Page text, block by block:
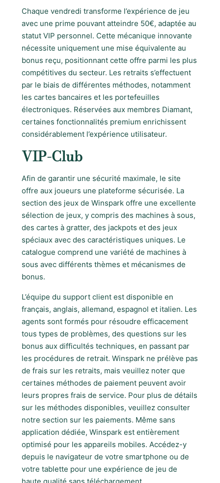
Chaque vendredi transforme l’expérience de jeu
avec une prime pouvant atteindre 50€, adaptée au
statut VIP personnel. Cette mécanique innovante
nécessite uniquement une mise équivalente au
bonus reçu, positionnant cette offre parmi les plus
compétitives du secteur. Les retraits s’effectuent
par le biais de différentes méthodes, notamment
les cartes bancaires et les portefeuilles
électroniques. Réservées aux membres Diamant,
certaines fonctionnalités premium enrichissent
considérablement l’expérience utilisateur.
VIP-Club
Afin de garantir une sécurité maximale, le site
offre aux joueurs une plateforme sécurisée. La
section des jeux de Winspark offre une excellente
sélection de jeux, y compris des machines à sous,
des cartes à gratter, des jackpots et des jeux
spéciaux avec des caractéristiques uniques. Le
catalogue comprend une variété de machines à
sous avec différents thèmes et mécanismes de
bonus.
L’équipe du support client est disponible en
français, anglais, allemand, espagnol et italien. Les
agents sont formés pour résoudre efficacement
tous types de problèmes, des questions sur les
bonus aux difficultés techniques, en passant par
les procédures de retrait. Winspark ne prélève pas
de frais sur les retraits, mais veuillez noter que
certaines méthodes de paiement peuvent avoir
leurs propres frais de service. Pour plus de détails
sur les méthodes disponibles, veuillez consulter
notre section sur les paiements. Même sans
application dédiée, Winspark est entièrement
optimisé pour les appareils mobiles. Accédez-y
depuis le navigateur de votre smartphone ou de
votre tablette pour une expérience de jeu de
haute qualité sans téléchargement.